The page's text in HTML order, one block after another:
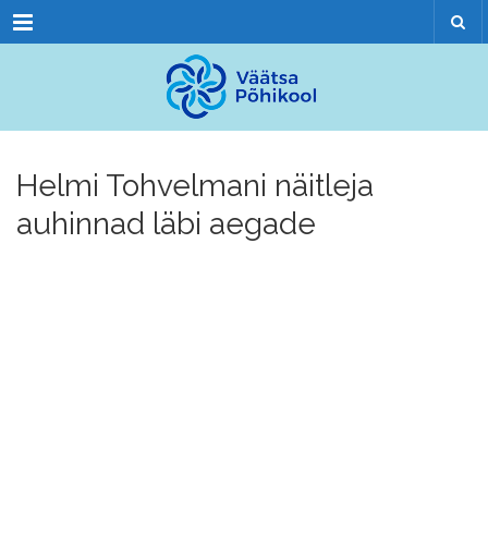
Menu
Helmi Tohvelmani näitleja
auhinnad läbi aegade